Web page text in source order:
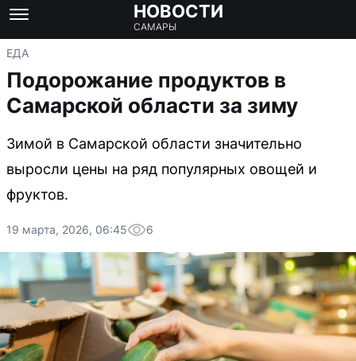
НОВОСТИ
САМАРЫ
ЕДА
Подорожание продуктов в
Самарской области за зиму
Зимой в Самарской области значительно
выросли цены на ряд популярных овощей и
фруктов.
19 марта, 2026, 06:45 6